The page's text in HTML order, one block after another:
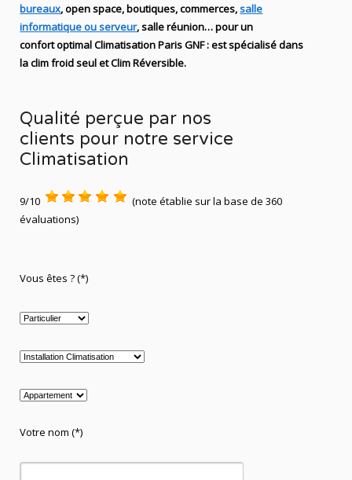
bureaux, open space, boutiques, commerces,salle
informatique ou serveur, salle réunion… pour un
confort optimalClimatisationParisGNF:estspécialisédans
la climfroid seul et Clim Réversible.
Qualité perçue par nos
clients pour notre service
Climatisation
9/10
(note établie sur la base de 360
évaluations)
Vous êtes ? (*)
Votre nom (*)